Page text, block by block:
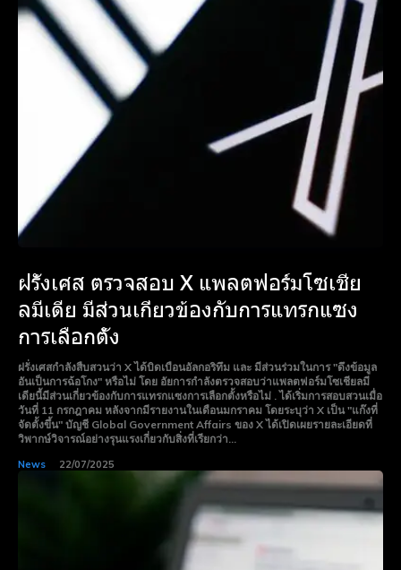
ฝรั่งเศส ตรวจสอบ X แพลตฟอร์มโซเชีย
ลมีเดีย มีส่วนเกี่ยวข้องกับการแทรกแซง
การเลือกตั้ง
ฝรั่งเศสกำลังสืบสวนว่า X ได้บิดเบือนอัลกอริทึม และ มีส่วนร่วมในการ "ดึงข้อมูล
อันเป็นการฉ้อโกง" หรือไม่ โดย อัยการกำลังตรวจสอบว่าแพลตฟอร์มโซเชียลมี
เดียนี้มีส่วนเกี่ยวข้องกับการแทรกแซงการเลือกตั้งหรือไม่ . ได้เริ่มการสอบสวนเมื่อ
วันที่ 11 กรกฎาคม หลังจากมีรายงานในเดือนมกราคม โดยระบุว่า X เป็น "แก๊งที่
จัดตั้งขึ้น" บัญชี Global Government Affairs ของ X ได้เปิดเผยรายละเอียดที่
วิพากษ์วิจารณ์อย่างรุนแรงเกี่ยวกับสิ่งที่เรียกว่า...
News 22/07/2025